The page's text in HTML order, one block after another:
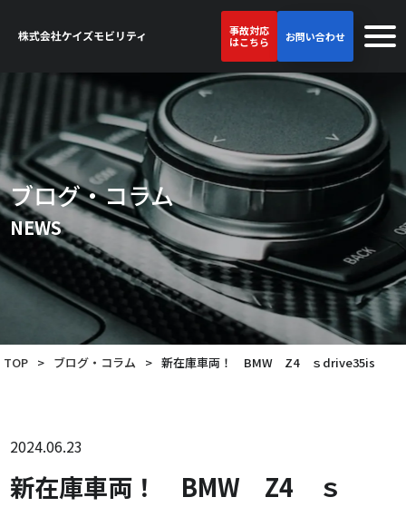
事故対応
はこちら
お問い合わせ
ブログ・コラム
NEWS
TOP > ブログ・コラム > 新在庫車両！ BMW Z4 ｓdrive35is
2024.06.23
新在庫車両！ BMW Z4 ｓ